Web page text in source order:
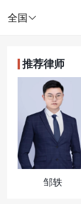
全国
推荐律师
邹轶